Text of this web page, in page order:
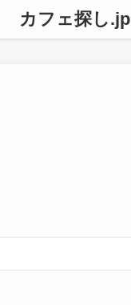
カフェ探し.jp